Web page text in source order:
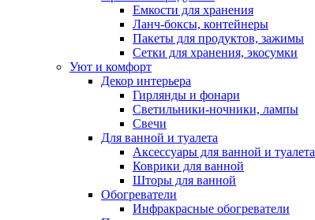
Емкости для хранения
Ланч-боксы, контейнеры
Пакеты для продуктов, зажимы
Сетки для хранения, экосумки
Уют и комфорт
Декор интерьера
Гирлянды и фонари
Светильники-ночники, лампы
Свечи
Для ванной и туалета
Аксессуары для ванной и туалета
Коврики для ванной
Шторы для ванной
Обогреватели
Инфракрасные обогреватели